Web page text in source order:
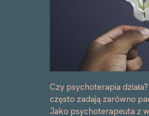
Czy psychoterapia
często zadają zarówno
Jako psychoterapeuta z